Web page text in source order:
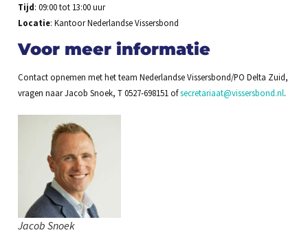
Tijd: 09:00 tot 13:00 uur
Locatie: Kantoor Nederlandse Vissersbond
Voor meer informatie
Contact opnemen met het team Nederlandse Vissersbond/PO Delta Zuid,
vragen naar Jacob Snoek, T 0527-698151 ofsecretariaat@vissersbond.nl.
Jacob Snoek